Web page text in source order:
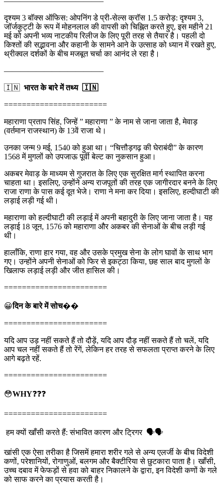
दृश्यम 3 बॉक्स ऑफिस: ओपनिंग डे प्री-सेल्स क्रॉस 1.5 करोड़: दृश्यम 3,
जॉर्जकुट्टी के रूप में मोहनलाल की वापसी को चिह्नित करते हुए, इस महीने 21
मई को अपनी भव्य नाटकीय रिलीज के लिए पूरी तरह से तैयार है। पहली दो
किश्तों की सद्भावना और कहानी के सामने आने के उत्साह को ध्यान में रखते हुए,
थ्रीक्वल दर्शकों के बीच मजबूत चर्चा का आनंद ले रहा है।
————————————–
🇮🇳 भारत के बारे में तथ्य 🇮🇳
=======================
महाराणा प्रताप सिंह, जिन्हें ” महाराणा ” के नाम से जाना जाता है, मेवाड़
(वर्तमान राजस्थान) के 13वें राजा थे।
उनका जन्म 9 मई, 1540 को हुआ था। “चित्तौड़गढ़ की घेराबंदी” के कारण
1568 में मुगलों को उपजाऊ पूर्वी बेल्ट का नुकसान हुआ।
अकबर मेवाड़ के माध्यम से गुजरात के लिए एक सुरक्षित मार्ग स्थापित करना
चाहता था। इसलिए, उन्होंने अन्य राजपूतों की तरह एक जागीरदार बनने के लिए
राजा राणा के पास कई दूत भेजे। राणा ने मना कर दिया। इसलिए, हल्दीघाटी की
लड़ाई लड़ी गई थी।
महाराणा को हल्दीघाटी की लड़ाई में अपनी बहादुरी के लिए जाना जाता है। यह
लड़ाई 18 जून, 1576 को महाराणा और अकबर की सेनाओं के बीच लड़ी गई
थी।
हालाँकि, राणा हार गया, वह और उसके प्रमुख सेना के लोग घावों के साथ भाग
गए। उन्होंने अपनी सेनाओं को फिर से इकट्ठा किया, छह साल बाद मुगलों के
खिलाफ लड़ाई लड़ी और जीत हासिल की।
=======================
😀दिन के बारे में सोच��
=======================
यदि आप उड़ नहीं सकते हैं तो दौड़ें, यदि आप दौड़ नहीं सकते हैं तो चलें, यदि
आप चल नहीं सकते हैं तो रेंगें, लेकिन हर तरह से सफलता प्राप्त करने के लिए
आगे बढ़ते रहें.
=======================
😳WHY❓❓❓
=======================
हम क्यों खाँसी करते हैं: संभावित कारण और ट्रिगर 🗣️🗣️
खांसी एक ऐसा तरीका है जिसमें हमारा शरीर गले से अन्य एलर्जी के बीच विदेशी
कणों, परेशानियों, रोगाणुओं, बलगम और बैक्टीरिया से छुटकारा पाता है। खाँसी,
उच्च दबाव में फेफड़ों से हवा को बाहर निकालने के द्वारा, इन विदेशी कणों के गले
को साफ करने का प्रयास करती है।